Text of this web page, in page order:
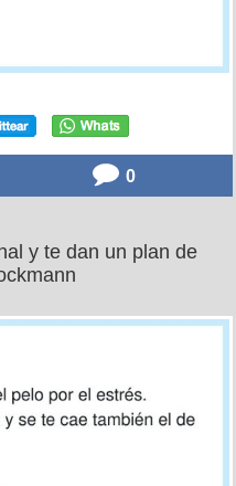
0
y te dan un plan de